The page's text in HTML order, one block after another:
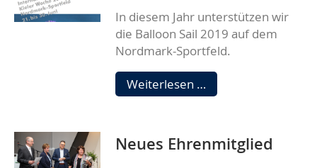
In diesem Jahr unterstützen wir
die Balloon Sail 2019 auf dem
Nordmark-Sportfeld.
Weiterlesen … Balloon
Sail
Neues Ehrenmitglied